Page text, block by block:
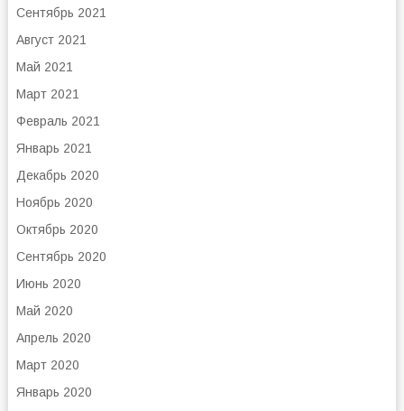
Сентябрь 2021
Август 2021
Май 2021
Март 2021
Февраль 2021
Январь 2021
Декабрь 2020
Ноябрь 2020
Октябрь 2020
Сентябрь 2020
Июнь 2020
Май 2020
Апрель 2020
Март 2020
Январь 2020